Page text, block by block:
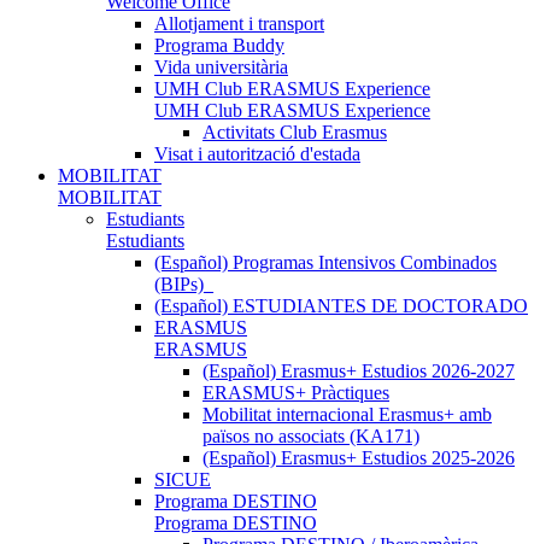
Allotjament i transport
Programa Buddy
Vida universitària
UMH Club ERASMUS Experience
UMH Club ERASMUS Experience
Activitats Club Erasmus
Visat i autorització d'estada
MOBILITAT
MOBILITAT
Estudiants
Estudiants
(Español) Programas Intensivos Combinados
(BIPs)_
(Español) ESTUDIANTES DE DOCTORADO
ERASMUS
ERASMUS
(Español) Erasmus+ Estudios 2026-2027
ERASMUS+ Pràctiques
Mobilitat internacional Erasmus+ amb
països no associats (KA171)
(Español) Erasmus+ Estudios 2025-2026
SICUE
Programa DESTINO
Programa DESTINO